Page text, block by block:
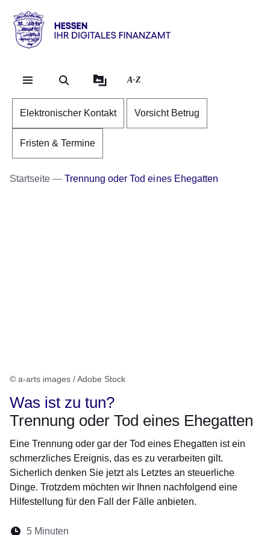
Direkt zum Kopf der
Direkt zum Inhalt
Direkt zum Fuß der
Hessen
Ihr
Finanzamt
A-Z
Elektronischer Kontakt Vorsicht Betrug
Fristen & Termine
Startseite Trennung oder Tod eines Ehegatten
© a-arts images / Adobe Stock
Was ist zu tun?
Trennung oder Tod eines Ehegatten
Eine Trennung oder gar der Tod eines Ehegatten ist ein
schmerzliches Ereignis, das es zu verarbeiten gilt.
Sicherlich denken Sie jetzt als Letztes an steuerliche
Dinge. Trotzdem möchten wir Ihnen nachfolgend eine
Hilfestellung für den Fall der Fälle anbieten.
Lesedauer:
5 Minuten